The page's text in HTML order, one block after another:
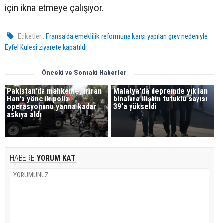
için ikna etmeye çalışıyor.
Etiketler : Fransa'da emeklilik reformuna karşı yapılan grev nedeniyle
Eyfel Kulesi ziyarete kapatıldı
Önceki ve Sonraki Haberler
Pakistan'da mahkeme, İmran
Han'a yönelik polis
operasyonunu yarına kadar
askıya aldı
Malatya'da depremde yıkılan
binalara ilişkin tutuklu sayısı
39'a yükseldi
HABERE YORUM KAT